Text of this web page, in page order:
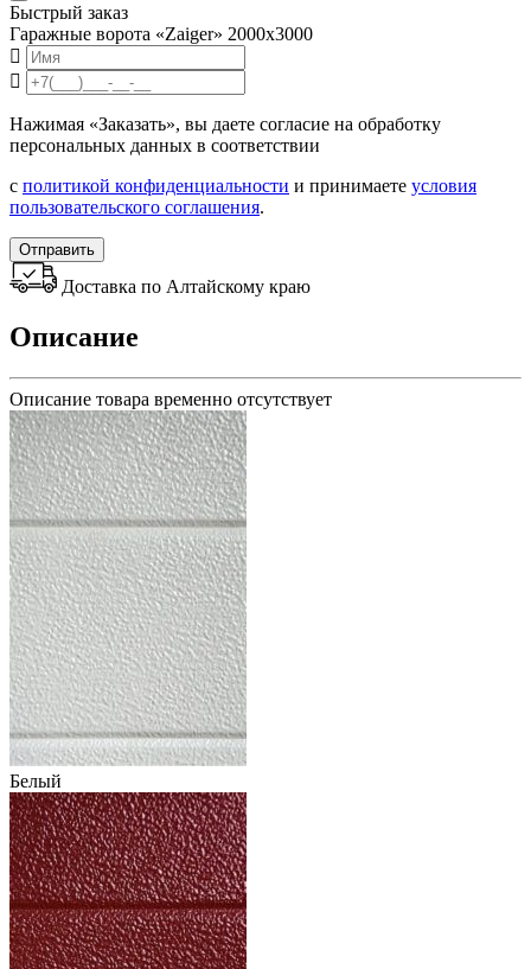
Быстрый заказ
Гаражные ворота «Zaiger» 2000x3000
Нажимая «Заказать», вы даете согласие на обработку
персональных данных в соответствии
с политикой конфиденциальности и принимаете условия
пользовательского соглашения.
Отправить
Доставка по Алтайскому краю
Описание
Описание товара временно отсутствует
Белый